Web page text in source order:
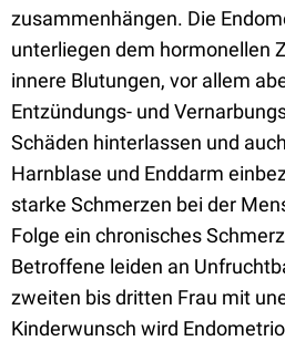
zusammenhängen. Die
unterliegen dem hormonellen
innere Blutungen, vor allem
Entzündungs- und
Schäden hinterlassen und
Harnblase und Enddarm
starke Schmerzen bei der
Folge ein chronisches
Betroffene leiden an
zweiten bis dritten Frau mit
Kinderwunsch wird